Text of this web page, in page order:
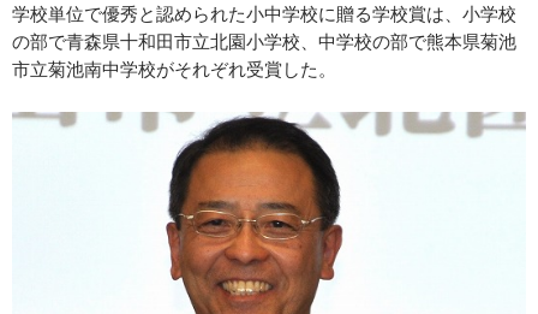
学校単位で優秀と認められた小中学校に贈る学校賞は、小学校
の部で青森県十和田市立北園小学校、中学校の部で熊本県菊池
市立菊池南中学校がそれぞれ受賞した。